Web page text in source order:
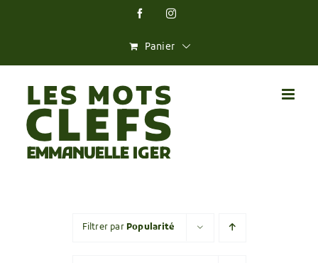
FacebookInstagram
Panier
Filtrer par Popularité